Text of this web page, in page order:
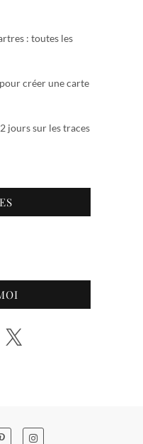
: toutes les
créer une carte
jours sur les traces
X